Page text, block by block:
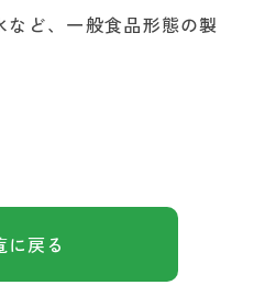
ど、一般食品形態の製
に戻る